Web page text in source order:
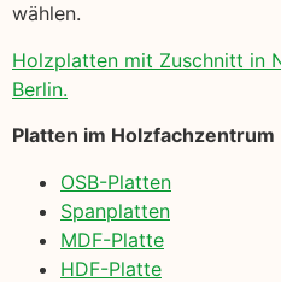
wählen.
Holzplatten mit Zuschnitt in
Berlin.
Platten im Holzfachzentrum
OSB-Platten
Spanplatten
MDF-Platte
HDF-Platte